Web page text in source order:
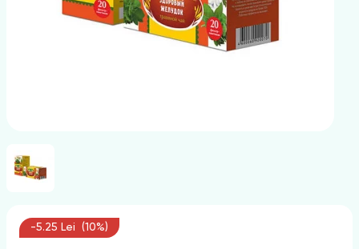
-5.25 Lei (10%)